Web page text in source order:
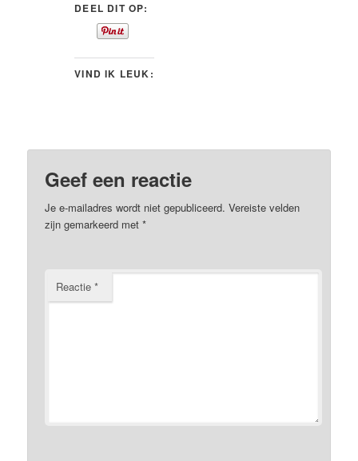
DEEL DIT OP:
VIND IK LEUK:
Geef een reactie
Je e-mailadres wordt niet gepubliceerd. Vereiste velden
zijn gemarkeerd met*
Reactie*